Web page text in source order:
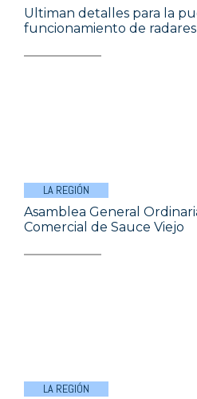
Ultiman detalles para la
funcionamiento de
LA REGIÓN
Asamblea General
Comercial de Sauce Viejo
LA REGIÓN